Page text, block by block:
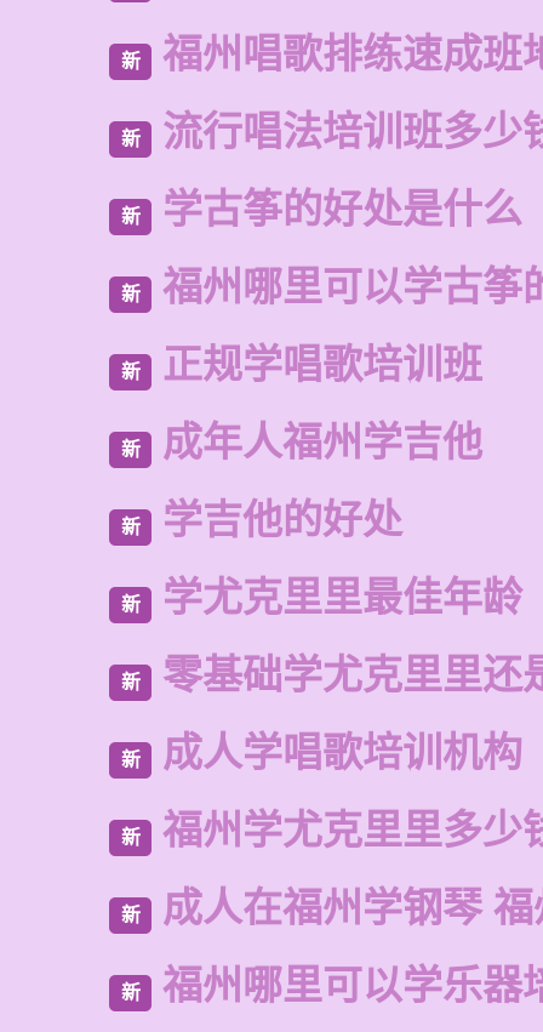
新 福州唱歌排练速成班
新 流行唱法培训班多少
新 学古筝的好处是什么
新 福州哪里可以学古筝
新 正规学唱歌培训班
新 成年人福州学吉他
新 学吉他的好处
新 学尤克里里最佳年龄
新 零基础学尤克里里还
新 成人学唱歌培训机构
新 福州学尤克里里多少
新 成人在福州学钢琴
新 福州哪里可以学乐器